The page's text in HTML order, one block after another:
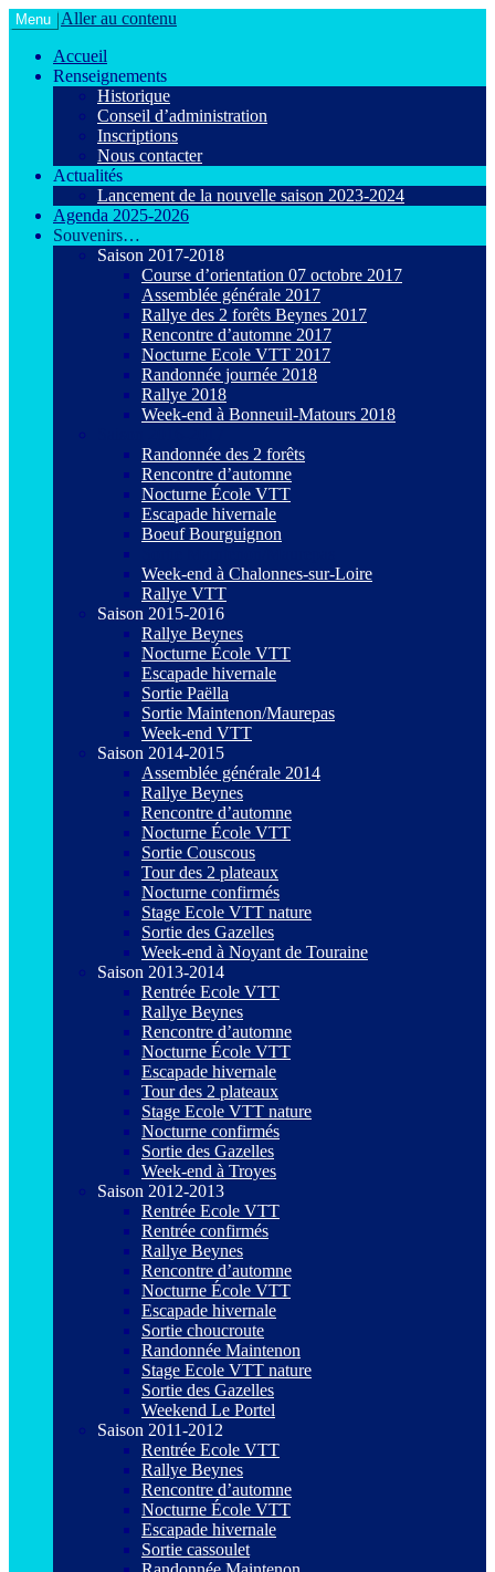
Agiot VTT Maurepas
Le VTT loisir en toute convivialité !
Menu
Aller au contenu
Accueil
Renseignements
Historique
Conseil d’administration
Inscriptions
Nous contacter
Actualités
Lancement de la nouvelle saison 2023-2024
Agenda 2025-2026
Souvenirs…
Saison 2017-2018
Course d’orientation 07 octobre 2017
Assemblée générale 2017
Rallye des 2 forêts Beynes 2017
Rencontre d’automne 2017
Nocturne Ecole VTT 2017
Randonnée journée 2018
Rallye 2018
Week-end à Bonneuil-Matours 2018
Randonnée des 2 forêts
Rencontre d’automne
Nocturne École VTT
Escapade hivernale
Boeuf Bourguignon
Week-end à Chalonnes-sur-Loire
Rallye VTT
Saison 2015-2016
Rallye Beynes
Nocturne École VTT
Escapade hivernale
Sortie Paëlla
Sortie Maintenon/Maurepas
Week-end VTT
Saison 2014-2015
Assemblée générale 2014
Rallye Beynes
Rencontre d’automne
Nocturne École VTT
Sortie Couscous
Tour des 2 plateaux
Nocturne confirmés
Stage Ecole VTT nature
Sortie des Gazelles
Week-end à Noyant de Touraine
Saison 2013-2014
Rentrée Ecole VTT
Rallye Beynes
Rencontre d’automne
Nocturne École VTT
Escapade hivernale
Tour des 2 plateaux
Stage Ecole VTT nature
Nocturne confirmés
Sortie des Gazelles
Week-end à Troyes
Saison 2012-2013
Rentrée Ecole VTT
Rentrée confirmés
Rallye Beynes
Rencontre d’automne
Nocturne École VTT
Escapade hivernale
Sortie choucroute
Randonnée Maintenon
Stage Ecole VTT nature
Sortie des Gazelles
Weekend Le Portel
Saison 2011-2012
Rentrée Ecole VTT
Rallye Beynes
Rencontre d’automne
Nocturne École VTT
Escapade hivernale
Sortie cassoulet